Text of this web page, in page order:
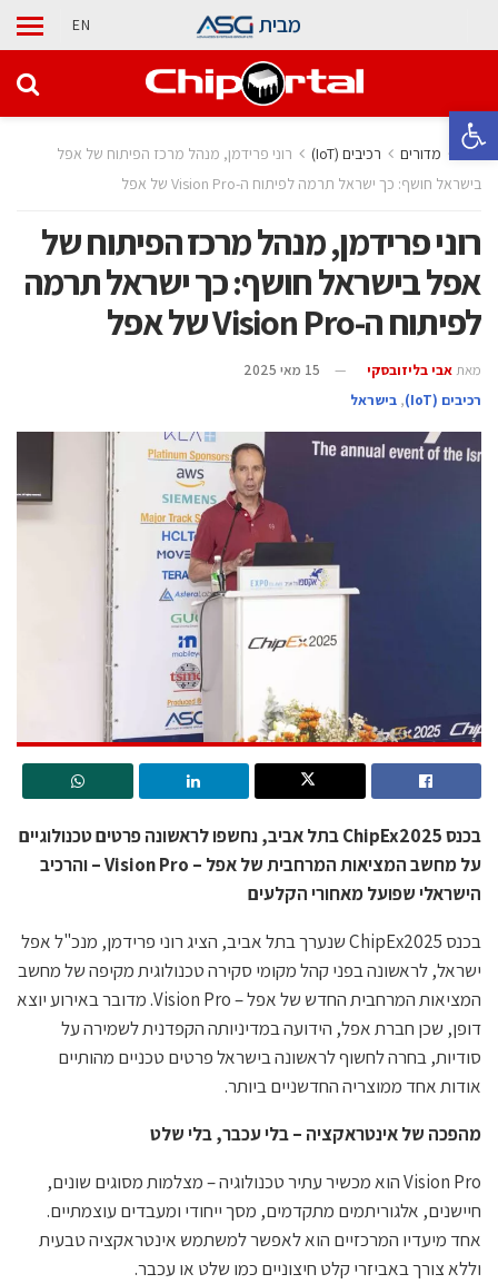
פתח סרגל נגישות
מבית EN
בית מדורים ‫רכיבים‬ (IoT)
רוני פרידמן, מנהל מרכז הפיתוח של אפל
בישראל חושף: כך ישראל תרמה לפיתוח ה-Vision Pro של אפל
רוני פרידמן, מנהל מרכז הפיתוח של
אפל בישראל חושף: כך ישראל תרמה
לפיתוח ה-Vision Pro של אפל
מאת אבי בליזובסקי
15 מאי 2025
‫רכיבים‬ (IoT)
, בישראל
בכנס ChipEx2025 בתל אביב, נחשפו לראשונה פרטים טכנולוגיים
על מחשב המציאות המרחבית של אפל – Vision Pro – והרכיב
הישראלי שפועל מאחורי הקלעים
בכנס ChipEx2025 שנערך בתל אביב, הציג רוני פרידמן, מנכ"ל אפל
ישראל, לראשונה בפני קהל מקומי סקירה טכנולוגית מקיפה של מחשב
המציאות המרחבית החדש של אפל – Vision Pro. מדובר באירוע יוצא
דופן, שכן חברת אפל, הידועה במדיניותה הקפדנית לשמירה על
סודיות, בחרה לחשוף לראשונה בישראל פרטים טכניים מהותיים
אודות אחד ממוצריה החדשניים ביותר.
מהפכה של אינטראקציה – בלי עכבר, בלי שלט
Vision Pro הוא מכשיר עתיר טכנולוגיה – מצלמות מסוגים שונים,
חיישנים, אלגוריתמים מתקדמים, מסך ייחודי ומעבדים עוצמתיים.
אחד מיעדיו המרכזיים הוא לאפשר למשתמש אינטראקציה טבעית
וללא צורך באביזרי קלט חיצוניים כמו שלט או עכבר.